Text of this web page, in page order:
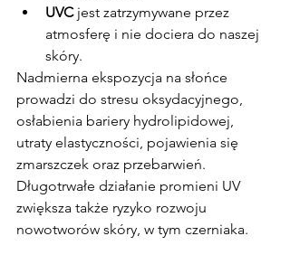
UVC jest zatrzymywane przez
atmosferę i nie dociera do naszej
skóry.
Nadmierna ekspozycja na słońce
prowadzi do stresu oksydacyjnego,
osłabienia bariery hydrolipidowej,
utraty elastyczności, pojawienia się
zmarszczek oraz przebarwień.
Długotrwałe działanie promieni UV
zwiększa także ryzyko rozwoju
nowotworów skóry, w tym czerniaka.